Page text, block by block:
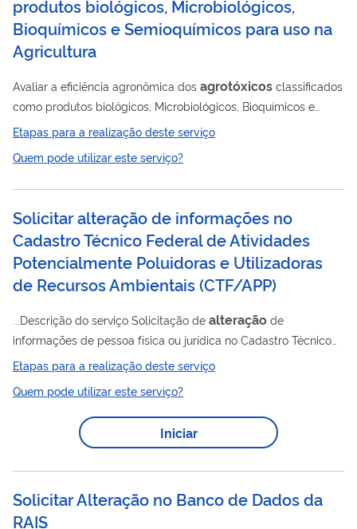
produtos biológicos, Microbiológicos,
Bioquímicos e Semioquímicos para uso na
Agricultura
Avaliar a eficiência agronômica dos agrotóxicos classificados
como produtos biológicos, Microbiológicos, Bioquímicos e
Semioquímicos para uso na Agricultura , nos setores de
produção, armazenamento e beneficiamento de produtos
agrícolas, nas florestas plantadas e nas pastagens; e Conceder
Ambiente.
Etapas para a realização deste serviço
Quem pode utilizar este serviço?
Solicitar alteração de informações no
Cadastro Técnico Federal de Atividades
Potencialmente Poluidoras e Utilizadoras
de Recursos Ambientais(CTF/APP)
...Descrição do serviço Solicitação de alteração de
informações de pessoa física ou jurídica no Cadastro Técnico
Federal de Atividades Potencialmente Poluidoras e
Utilizadoras de Recursos Ambientais (CTF/APP), nos casos em
que a atualização depende de análise técnica prévia pelo
atualização de dados no CTF/APP que exija avaliação técnica
dados cadastrais no CTF/APP, após análise e...
Etapas para a realização deste serviço
Quem pode utilizar este serviço?
Iniciar
Solicitar Alteração no Banco de Dados da
RAIS